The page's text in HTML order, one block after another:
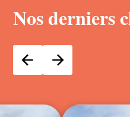
Nos derniers